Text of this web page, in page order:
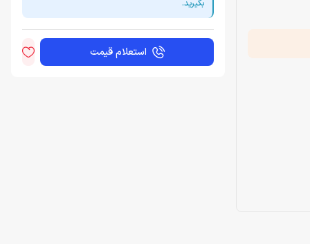
بگیرید.
استعلام قیمت